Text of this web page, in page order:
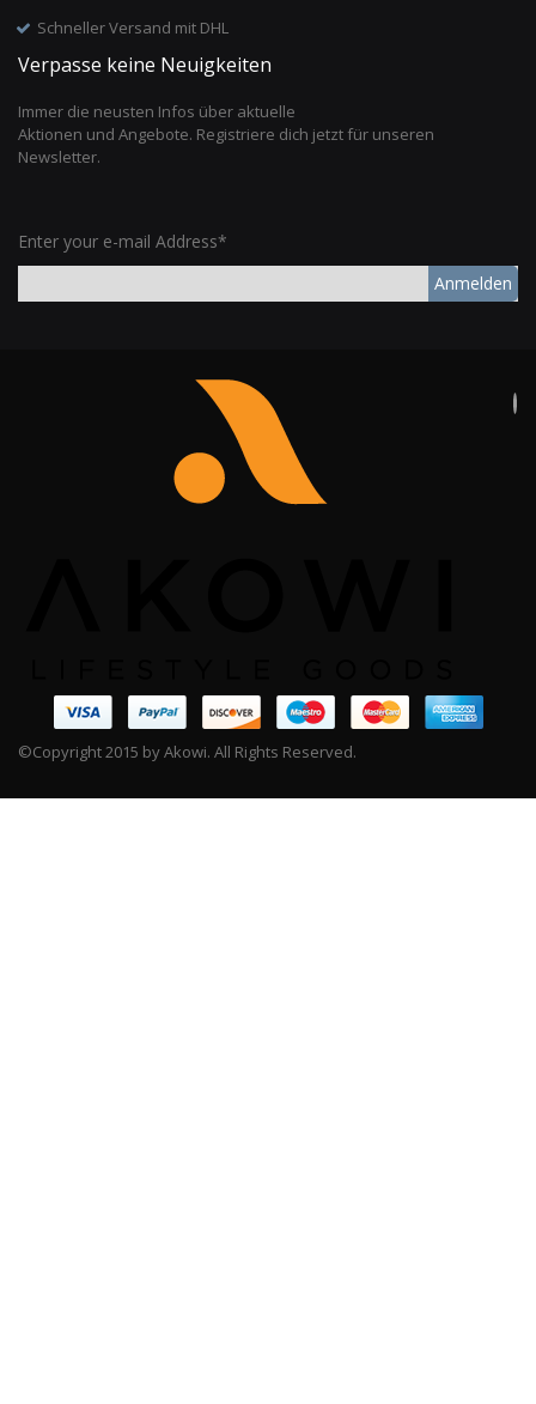
Schneller Versand mit DHL
Verpasse keine Neuigkeiten
Immer die neusten Infos über aktuelle
Aktionen und Angebote. Registriere dich jetzt für unseren
Newsletter.
Enter your e-mail Address*
Anmelden
©Copyright 2015 by Akowi. All Rights Reserved.